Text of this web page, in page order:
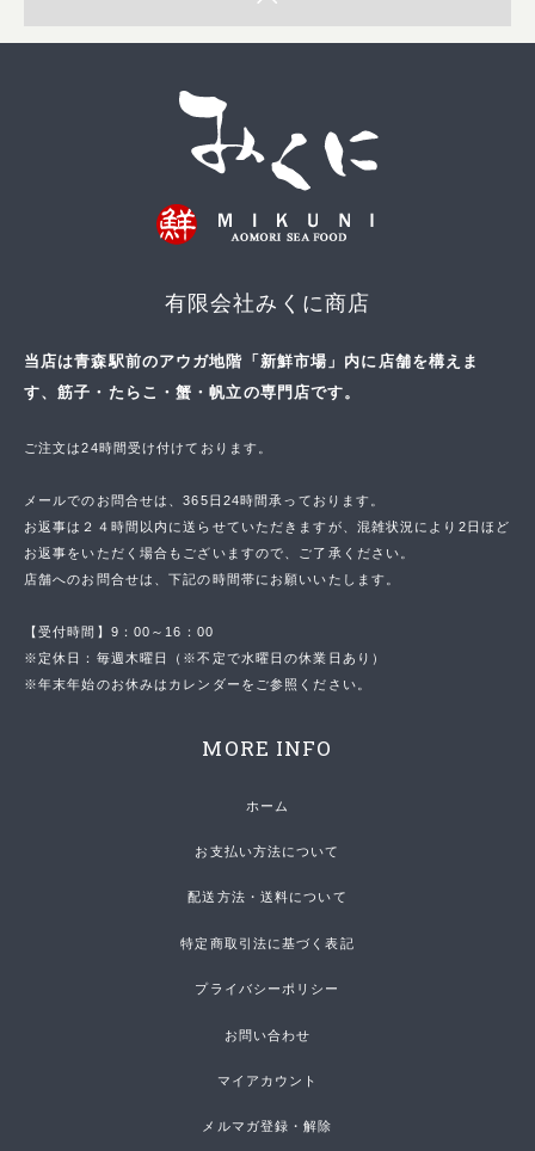
有限会社みくに商店
当店は青森駅前のアウガ地階「新鮮市場」内に店舗を構えま
す、筋子・たらこ・蟹・帆立の専門店です。
ご注文は24時間受け付けております。
メールでのお問合せは、365日24時間承っております。
お返事は２４時間以内に送らせていただきますが、混雑状況により2日ほど
お返事をいただく場合もございますので、ご了承ください。
店舗へのお問合せは、下記の時間帯にお願いいたします。
【受付時間】9：00～16：00
※定休日：毎週木曜日（※不定で水曜日の休業日あり）
※年末年始のお休みはカレンダーをご参照ください。
MORE INFO
ホーム
お支払い方法について
配送方法・送料について
特定商取引法に基づく表記
プライバシーポリシー
お問い合わせ
マイアカウント
メルマガ登録・解除